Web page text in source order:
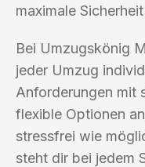
maximale
Bei Umzugskönig
jeder Umzug
Anforderungen mit
flexible Optionen
stressfrei wie
steht dir bei jedem